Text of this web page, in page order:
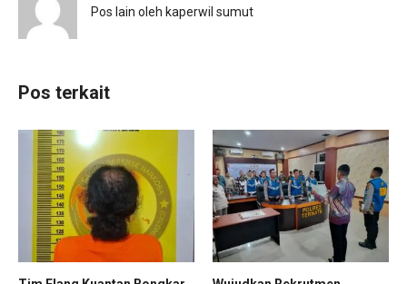
Pos lain oleh kaperwil sumut
Pos terkait